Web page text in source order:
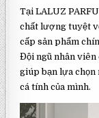
Tại LALUZ
chất lượng tuyệt
cấp sản phẩm
Đội ngũ nhân viên
giúp bạn lựa
cá tính của mình.